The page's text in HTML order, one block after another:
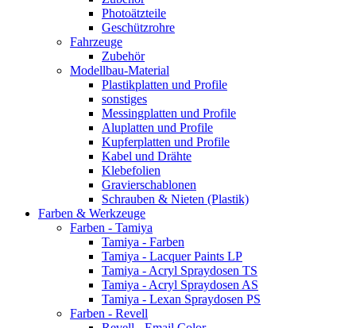
Photoätzteile
Geschützrohre
Fahrzeuge
Zubehör
Modellbau-Material
Plastikplatten und Profile
sonstiges
Messingplatten und Profile
Aluplatten und Profile
Kupferplatten und Profile
Kabel und Drähte
Klebefolien
Gravierschablonen
Schrauben & Nieten (Plastik)
Farben & Werkzeuge
Farben - Tamiya
Tamiya - Farben
Tamiya - Lacquer Paints LP
Tamiya - Acryl Spraydosen TS
Tamiya - Acryl Spraydosen AS
Tamiya - Lexan Spraydosen PS
Farben - Revell